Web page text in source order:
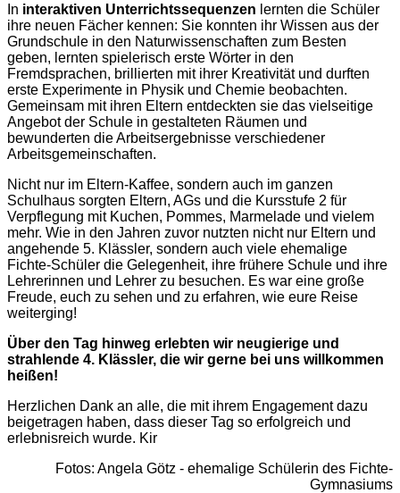
In interaktiven Unterrichtssequenzen lernten die Schüler
ihre neuen Fächer kennen: Sie konnten ihr Wissen aus der
Grundschule in den Naturwissenschaften zum Besten
geben, lernten spielerisch erste Wörter in den
Fremdsprachen, brillierten mit ihrer Kreativität und durften
erste Experimente in Physik und Chemie beobachten.
Gemeinsam mit ihren Eltern entdeckten sie das vielseitige
Angebot der Schule in gestalteten Räumen und
bewunderten die Arbeitsergebnisse verschiedener
Arbeitsgemeinschaften.
Nicht nur im Eltern-Kaffee, sondern auch im ganzen
Schulhaus sorgten Eltern, AGs und die Kursstufe 2 für
Verpflegung mit Kuchen, Pommes, Marmelade und vielem
mehr. Wie in den Jahren zuvor nutzten nicht nur Eltern und
angehende 5. Klässler, sondern auch viele ehemalige
Fichte-Schüler die Gelegenheit, ihre frühere Schule und ihre
Lehrerinnen und Lehrer zu besuchen. Es war eine große
Freude, euch zu sehen und zu erfahren, wie eure Reise
weiterging!
Über den Tag hinweg erlebten wir neugierige und
strahlende 4. Klässler, die wir gerne bei uns willkommen
heißen!
Herzlichen Dank an alle, die mit ihrem Engagement dazu
beigetragen haben, dass dieser Tag so erfolgreich und
erlebnisreich wurde. Kir
Fotos: Angela Götz - ehemalige Schülerin des Fichte-
Gymnasiums